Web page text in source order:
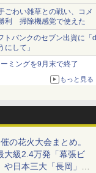
ごわい雑草との戦い、コメ
利 掃除機感覚で使えた
トバンクのセブン出資に「d
にして」
ミングを9月末で終了
もっと見る
の花火大会まとめ。
大級2.4万発「幕張ビ
や日本三大「長岡」な